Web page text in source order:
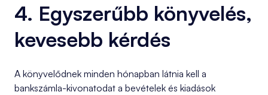
4. Egyszerűbb könyvelés,
kevesebb kérdés
A könyvelődnek minden hónapban látnia kell a
bankszámla-kivonatodat a bevételek és kiadások